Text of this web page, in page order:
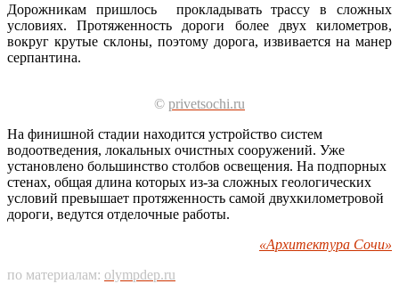
Дорожникам пришлось прокладывать трассу в сложных
условиях. Протяженность дороги более двух километров,
вокруг крутые склоны, поэтому дорога, извивается на манер
серпантина.
© privetsochi.ru
На финишной стадии находится устройство систем
водоотведения, локальных очистных сооружений. Уже
установлено большинство столбов освещения. На подпорных
стенах, общая длина которых из-за сложных геологических
условий превышает протяженность самой двухкилометровой
дороги, ведутся отделочные работы.
«Архитектура Сочи»
по материалам: olympdep.ru